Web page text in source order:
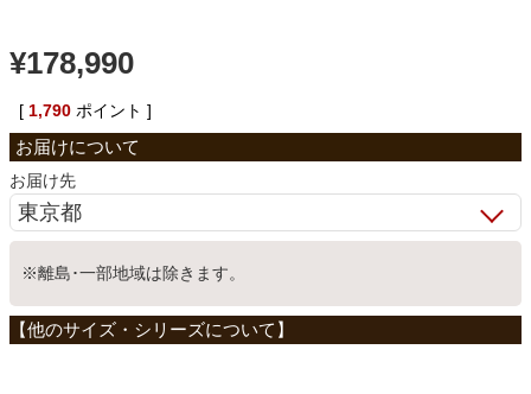
ベッド
収納家具
ホームオフィス
¥178,990
[ 1,790 ポイント ]
お届け先
※離島･一部地域は除きます。